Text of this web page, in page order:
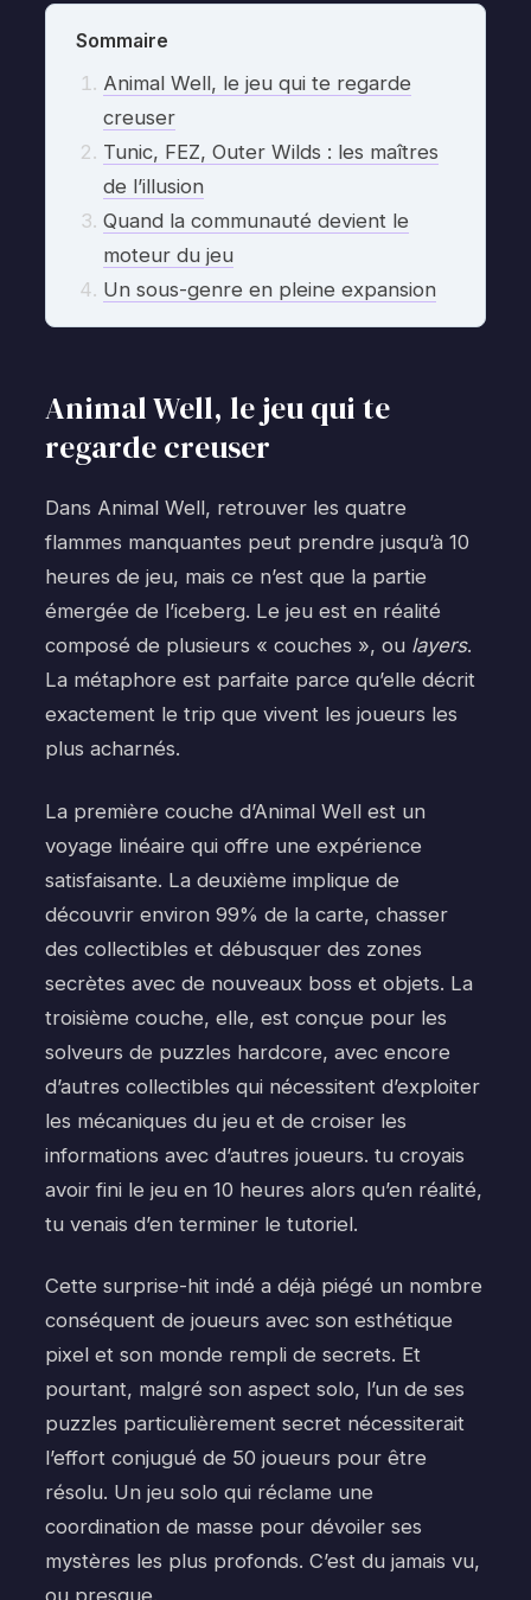
Sommaire
Animal Well, le jeu qui te regarde
creuser
Tunic, FEZ, Outer Wilds : les maîtres
de l’illusion
Quand la communauté devient le
moteur du jeu
Un sous-genre en pleine expansion
Animal Well, le jeu qui te
regarde creuser
Dans Animal Well, retrouver les quatre
flammes manquantes peut prendre jusqu’à 10
heures de jeu, mais ce n’est que la partie
émergée de l’iceberg. Le jeu est en réalité
composé de plusieurs « couches », ou layers.
La métaphore est parfaite parce qu’elle décrit
exactement le trip que vivent les joueurs les
plus acharnés.
La première couche d’Animal Well est un
voyage linéaire qui offre une expérience
satisfaisante. La deuxième implique de
découvrir environ 99% de la carte, chasser
des collectibles et débusquer des zones
secrètes avec de nouveaux boss et objets. La
troisième couche, elle, est conçue pour les
solveurs de puzzles hardcore, avec encore
d’autres collectibles qui nécessitent d’exploiter
les mécaniques du jeu et de croiser les
informations avec d’autres joueurs. tu croyais
avoir fini le jeu en 10 heures alors qu’en réalité,
tu venais d’en terminer le tutoriel.
Cette surprise-hit indé a déjà piégé un nombre
conséquent de joueurs avec son esthétique
pixel et son monde rempli de secrets. Et
pourtant, malgré son aspect solo, l’un de ses
puzzles particulièrement secret nécessiterait
l’effort conjugué de 50 joueurs pour être
résolu. Un jeu solo qui réclame une
coordination de masse pour dévoiler ses
mystères les plus profonds. C’est du jamais vu,